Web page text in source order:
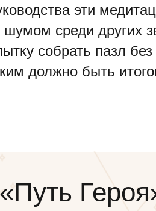
эти
среди других
собрать пазл без
должно быть
«Путь